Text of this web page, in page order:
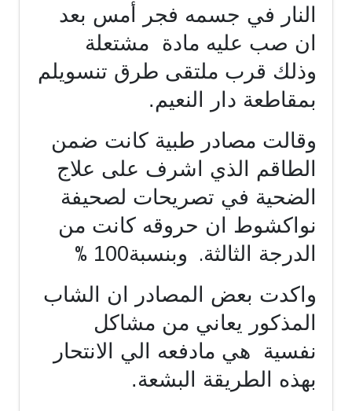
النار في جسمه فجر أمس بعد
ان صب عليه مادة مشتعلة
وذلك قرب ملتقى طرق تنسويلم
بمقاطعة دار النعيم.
وقالت مصادر طبية كانت ضمن
الطاقم الذي اشرف على علاج
الضحية في تصريحات لصحيفة
نواكشوط ان حروقه كانت من
الدرجة الثالثة. وبنسبة100 %
واكدت بعض المصادر ان الشاب
المذكور يعاني من مشاكل
نفسية
هي مادفعه الي الانتحار
بهذه الطريقة البشعة.